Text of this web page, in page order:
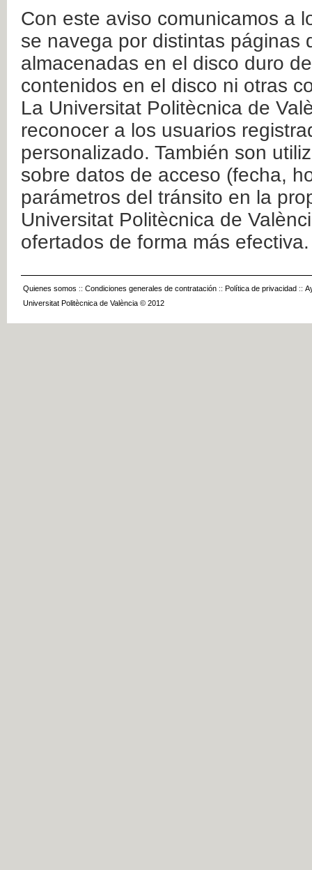
Con este aviso comunicamos a
se navega por distintas páginas
almacenadas en el disco duro
contenidos en el disco ni otras
La Universitat Politècnica de
reconocer a los usuarios
personalizado. También son
sobre datos de acceso (fecha,
parámetros del tránsito en la
Universitat Politècnica de
ofertados de forma más efectiva.
Quienes somos :: Condiciones generales de contratación :: Política de privacidad ::
Universitat Politècnica de València © 2012